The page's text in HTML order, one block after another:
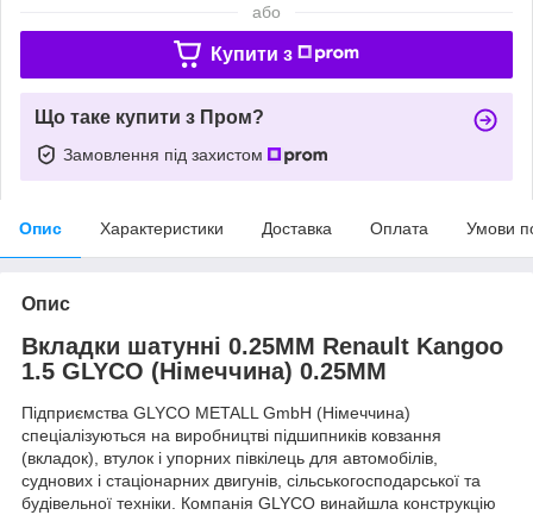
або
Купити з
Що таке купити з Пром?
Замовлення під захистом
Опис Характеристики Доставка Оплата Умови
Опис
Вкладки шатунні 0.25MM Renault Kangoo
1.5 GLYCO (Німеччина) 0.25MM
Підприємства GLYCO METALL GmbH (Німеччина)
спеціалізуються на виробництві підшипників ковзання
(вкладок), втулок і упорних півкілець для автомобілів,
суднових і стаціонарних двигунів, сільськогосподарської та
будівельної техніки. Компанія GLYCO винайшла конструкцію